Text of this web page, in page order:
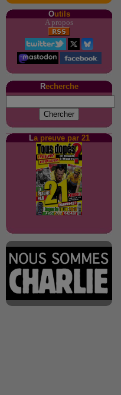
Outils
A propos
Recherche
La preuve par 21